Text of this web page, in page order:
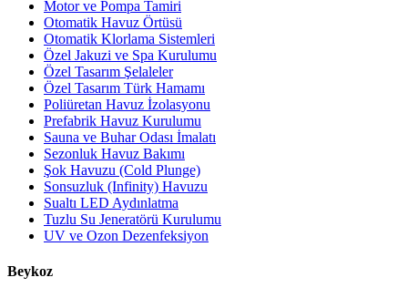
Motor ve Pompa Tamiri
Otomatik Havuz Örtüsü
Otomatik Klorlama Sistemleri
Özel Jakuzi ve Spa Kurulumu
Özel Tasarım Şelaleler
Özel Tasarım Türk Hamamı
Poliüretan Havuz İzolasyonu
Prefabrik Havuz Kurulumu
Sauna ve Buhar Odası İmalatı
Sezonluk Havuz Bakımı
Şok Havuzu (Cold Plunge)
Sonsuzluk (Infinity) Havuzu
Sualtı LED Aydınlatma
Tuzlu Su Jeneratörü Kurulumu
UV ve Ozon Dezenfeksiyon
Beykoz